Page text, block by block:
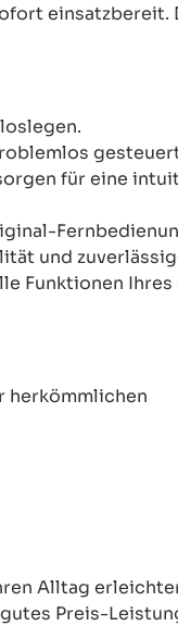
einsatzbereit.
für eine
und
Funktionen
herkömmlichen
Alltag
Preis-